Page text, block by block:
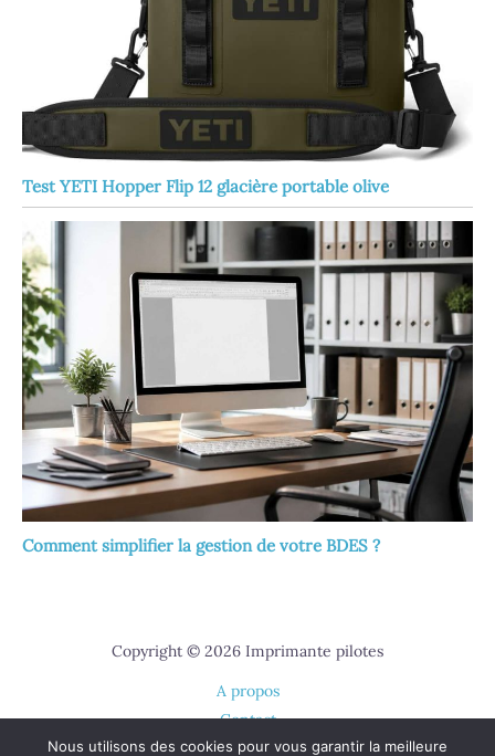
Test YETI Hopper Flip 12 glacière portable olive
Comment simplifier la gestion de votre BDES ?
Copyright © 2026 Imprimante pilotes
A propos
Contact
Plan du site
Nous utilisons des cookies pour vous garantir la meilleure